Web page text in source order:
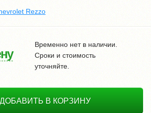
Rezzo
Временно нет в наличии.
Сроки и стоимость
уточняйте.
ДОБАВИТЬ В КОРЗИНУ